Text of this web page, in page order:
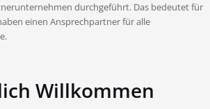
durchgeführt. Das bedeutet für
einen Ansprechpartner für alle
Willkommen